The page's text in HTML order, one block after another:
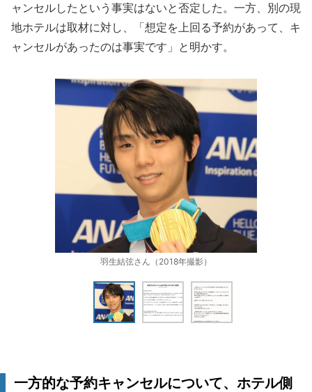
ャンセルしたという事実はないと否定した。一方、別の現
地ホテルは取材に対し、「想定を上回る予約があって、キ
ャンセルがあったのは事実です」と明かす。
羽生結弦さん（2018年撮影）
一方的な予約キャンセルについて、ホテル側